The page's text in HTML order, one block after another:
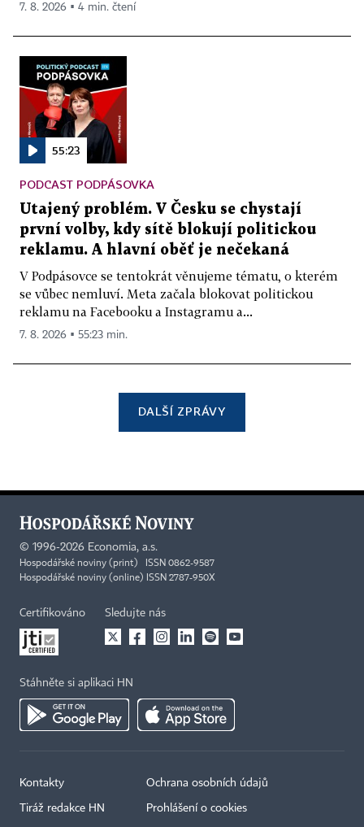
7. 8. 2026 ▪ 4 min. čtení
55:23
PODCAST PODPÁSOVKA
Utajený problém. V Česku se chystají
první volby, kdy sítě blokují politickou
reklamu. A hlavní oběť je nečekaná
V Podpásovce se tentokrát věnujeme tématu, o kterém
se vůbec nemluví. Meta začala blokovat politickou
reklamu na Facebooku a Instagramu a...
7. 8. 2026 ▪ 55:23 min.
DALŠÍ ZPRÁVY
© 1996-2026 Economia, a.s.
Hospodářské noviny (print) ISSN 0862-9587
Hospodářské noviny (online) ISSN 2787-950X
Certifikováno Sledujte nás
Stáhněte si aplikaci HN
Kontakty
Tiráž redakce HN
Ochrana osobních údajů
Prohlášení o cookies